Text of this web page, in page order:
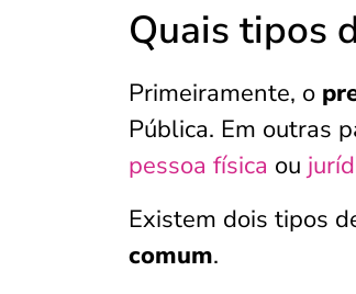
Quais tipos
Primeiramente, o
Pública. Em outras
pessoa física ou
Existem dois tipos
comum.